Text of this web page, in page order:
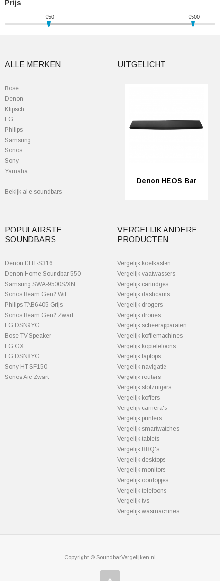
Prijs
€50 €500
ALLE MERKEN
Bose
Denon
Klipsch
LG
Philips
Samsung
Sonos
Sony
Yamaha
Bekijk alle soundbars
UITGELICHT
Denon HEOS Bar
POPULAIRSTE
SOUNDBARS
Denon DHT-S316
Denon Home Soundbar 550
Samsung SWA-9500S/XN
Sonos Beam Gen2 Wit
Philips TAB6405 Grijs
Sonos Beam Gen2 Zwart
LG DSN9YG
Bose TV Speaker
LG GX
LG DSN8YG
Sony HT-SF150
Sonos Arc Zwart
VERGELIJK ANDERE
PRODUCTEN
Vergelijk koelkasten
Vergelijk vaatwassers
Vergelijk cartridges
Vergelijk dashcams
Vergelijk drogers
Vergelijk drones
Vergelijk scheerapparaten
Vergelijk koffiemachines
Vergelijk koptelefoons
Vergelijk laptops
Vergelijk navigatie
Vergelijk routers
Vergelijk stofzuigers
Vergelijk koffers
Vergelijk camera's
Vergelijk printers
Vergelijk smartwatches
Vergelijk tablets
Vergelijk BBQ's
Vergelijk desktops
Vergelijk monitors
Vergelijk oordopjes
Vergelijk telefoons
Vergelijk tvs
Vergelijk wasmachines
Copyright © SoundbarVergelijken.nl